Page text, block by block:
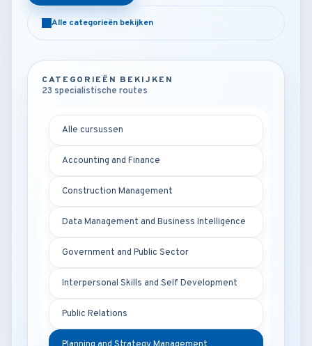
Alle categorieën bekijken
CATEGORIEËN BEKIJKEN
23 specialistische routes
Alle cursussen
Accounting and Finance
Construction Management
Data Management and Business Intelligence
Government and Public Sector
Interpersonal Skills and Self Development
Public Relations